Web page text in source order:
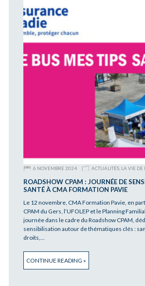
6 NOVEMBRE 2024 ACTUALITÉS, LA VIE DE
ROADSHOW CPAM : JOURNÉE DE
SANTÉ À CMA FORMATION PAVIE
Le 12 novembre, CMA Formation Pavie, en
CPAM du Gers, l’UFOLEP et le Planning
journée dans le cadre du Roadshow CPAM,
sensibilisation autour de thématiques clés :
droits,…
CONTINUE READING »